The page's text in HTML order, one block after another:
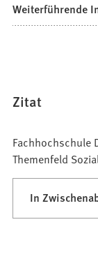
Weiterführende
Zitat
Fachhochschule
Themenfeld
In